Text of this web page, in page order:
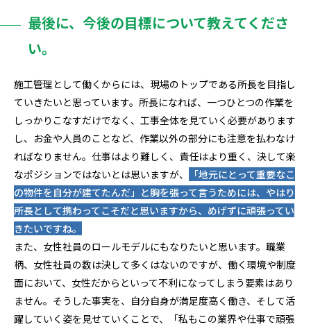
最後に、今後の目標について教えてくださ
い。
施工管理として働くからには、現場のトップである所長を目指し
ていきたいと思っています。所長になれば、一つひとつの作業を
しっかりこなすだけでなく、工事全体を見ていく必要があります
し、お金や人員のことなど、作業以外の部分にも注意を払わなけ
ればなりません。仕事はより難しく、責任はより重く、決して楽
なポジションではないとは思いますが、
「地元にとって重要なこ
の物件を自分が建てたんだ」と胸を張って言うためには、やはり
所長として携わってこそだと思いますから、めげずに頑張ってい
きたいですね。
また、女性社員のロールモデルにもなりたいと思います。職業
柄、女性社員の数は決して多くはないのですが、働く環境や制度
面において、女性だからといって不利になってしまう要素はあり
ません。そうした事実を、自分自身が満足度高く働き、そして活
躍していく姿を見せていくことで、「私もこの業界や仕事で頑張